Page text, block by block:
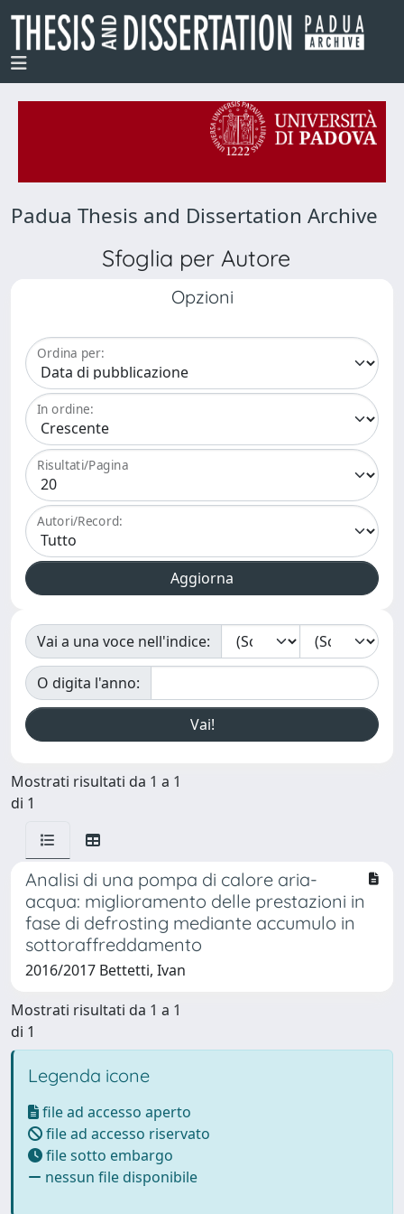
Padua Thesis and Dissertation Archive
Sfoglia per Autore
Opzioni
Ordina per:
In ordine:
Risultati/Pagina
Autori/Record:
Vai a una voce nell'indice:
O digita l'anno:
Mostrati risultati da 1 a 1
di 1
Analisi di una pompa di calore aria-
acqua: miglioramento delle prestazioni in
fase di defrosting mediante accumulo in
sottoraffreddamento
2016/2017 Bettetti, Ivan
Mostrati risultati da 1 a 1
di 1
Legenda icone
file ad accesso aperto
file ad accesso riservato
file sotto embargo
nessun file disponibile